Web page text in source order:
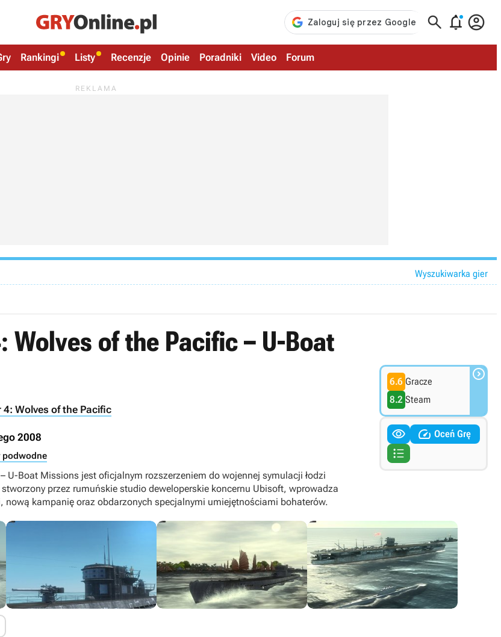
  
Rankingi Listy Recenzje Opinie Poradniki Video Forum
Wyszukiwarka gier
Wolves of the Pacific – U-Boat
4: Wolves of the Pacific
2008
podwodne
U-Boat Missions jest oficjalnym rozszerzeniem do wojennej symulacji łodzi
przez rumuńskie studio deweloperskie koncernu Ubisoft, wprowadza
nową kampanię oraz obdarzonych specjalnymi umiejętnościami bohaterów.
6.6 Gracze
8.2 Steam

  Oceń Grę
